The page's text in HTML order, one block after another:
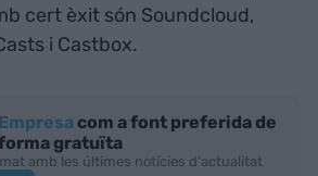
cert èxit són Soundcloud,
i Castbox.
com a font preferida de
gratuïta
amb les últimes notícies d'actualitat